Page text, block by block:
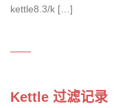
kettle8.3/k […]
Kettle 过滤记录